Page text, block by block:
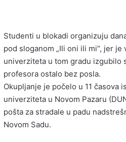
Studenti u blokadi organizuju
pod sloganom „Ili oni ili mi“, jer
univerziteta u tom gradu izgubilo
profesora ostalo bez posla.
Okupljanje je počelo u 11 časova
univerziteta u Novom Pazaru
pošta za stradale u padu
Novom Sadu.